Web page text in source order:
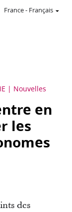
France- Français
Nouvelles
en
les
des